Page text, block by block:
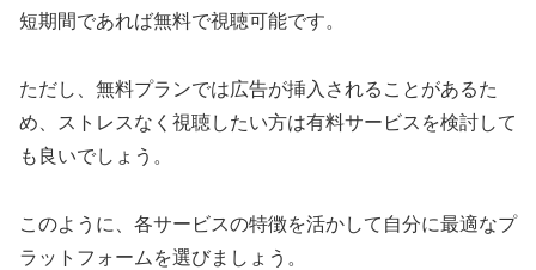
短期間であれば無料で視聴可能です。
ただし、無料プランでは広告が挿入されることがあるた
め、ストレスなく視聴したい方は有料サービスを検討して
も良いでしょう。
このように、各サービスの特徴を活かして自分に最適なプ
ラットフォームを選びましょう。